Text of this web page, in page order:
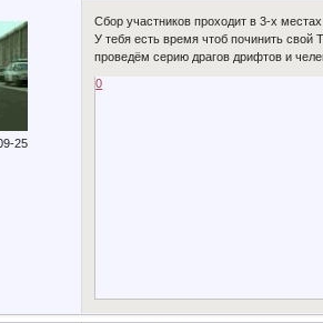
25
Сбор участников проходит в 3-х
У тебя есть время чтоб починить
проведём серию драгов дрифтов и
0